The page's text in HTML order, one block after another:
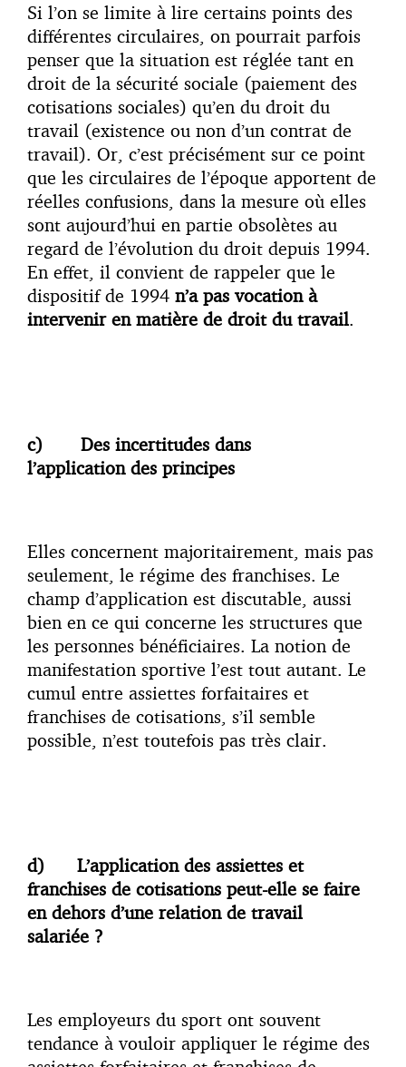
Si l’on se limite à lire certains points des
différentes circulaires, on pourrait parfois
penser que la situation est réglée tant en
droit de la sécurité sociale (paiement des
cotisations sociales) qu’en du droit du
travail (existence ou non d’un contrat de
travail). Or, c’est précisément sur ce point
que les circulaires de l’époque apportent de
réelles confusions, dans la mesure où elles
sont aujourd’hui en partie obsolètes au
regard de l’évolution du droit depuis 1994.
En effet, il convient de rappeler que le
dispositif de 1994 n’a pas vocation à
intervenir en matière de droit du travail.
c)
Des incertitudes dans
l’application des principes
Elles concernent majoritairement, mais pas
seulement, le régime des franchises. Le
champ d’application est discutable, aussi
bien en ce qui concerne les structures que
les personnes bénéficiaires. La notion de
manifestation sportive l’est tout autant. Le
cumul entre assiettes forfaitaires et
franchises de cotisations, s’il semble
possible, n’est toutefois pas très clair.
d) L’application des assiettes et
franchises de cotisations peut-elle se faire
en dehors d’une relation de travail
salariée ?
Les employeurs du sport ont souvent
tendance à vouloir appliquer le régime des